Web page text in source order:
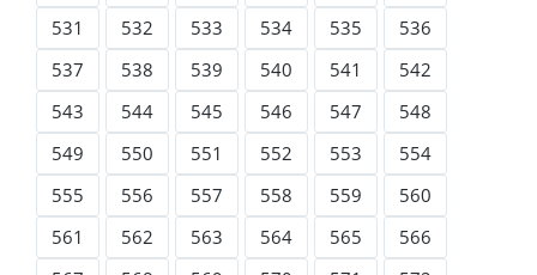
531
532 533 534 535
536
537
538 539 540 541
542
543
544 545 546 547
548
549
550 551 552 553
554
555
556 557 558 559
560
561
562 563 564 565
566